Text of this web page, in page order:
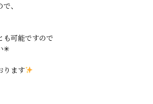
、
も可能ですので
✳︎
ります